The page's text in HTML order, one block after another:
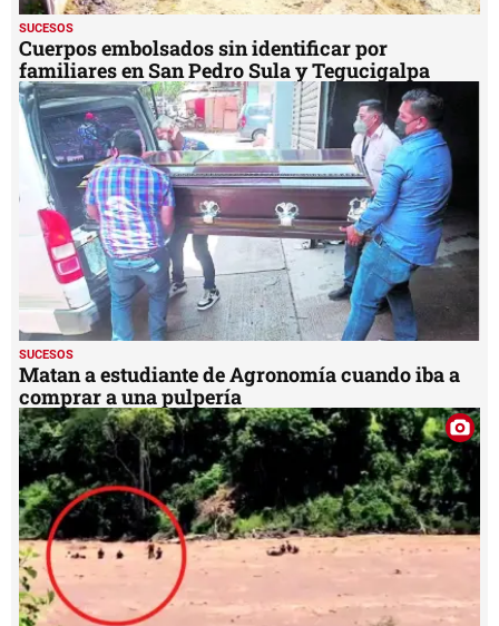
SUCESOS
Cuerpos embolsados sin identificar por
familiares en San Pedro Sula y Tegucigalpa
SUCESOS
Matan a estudiante de Agronomía cuando iba a
comprar a una pulpería